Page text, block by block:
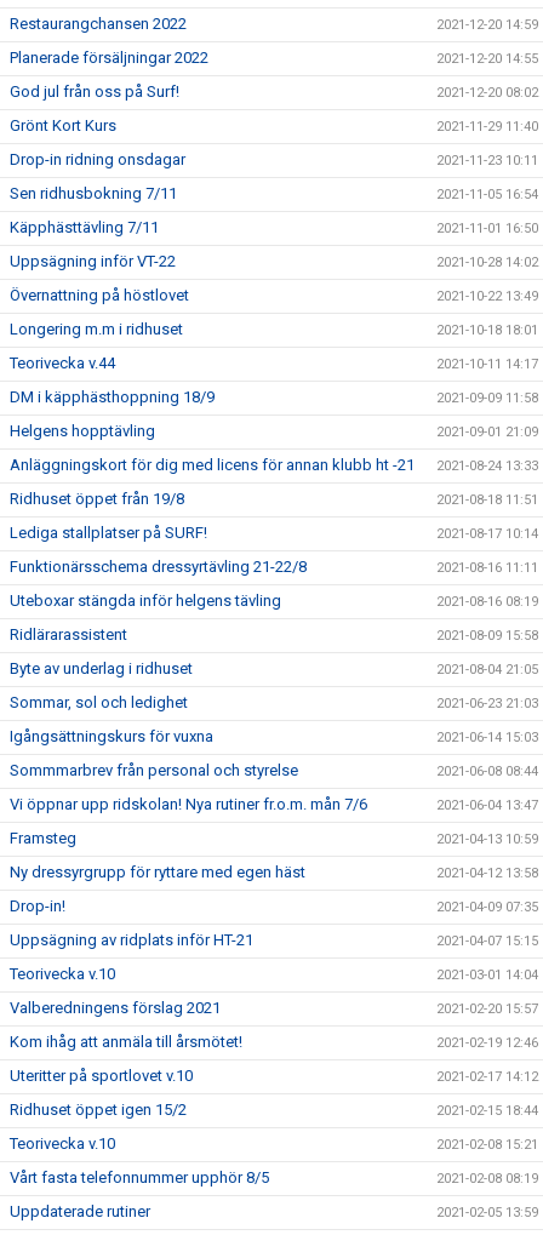
Restaurangchansen 2022 2021-12-20 14:59
Planerade försäljningar 2022 2021-12-20 14:55
God jul från oss på Surf! 2021-12-20 08:02
Grönt Kort Kurs 2021-11-29 11:40
Drop-in ridning onsdagar 2021-11-23 10:11
Sen ridhusbokning 7/11 2021-11-05 16:54
Käpphästtävling 7/11 2021-11-01 16:50
Uppsägning inför VT-22 2021-10-28 14:02
Övernattning på höstlovet 2021-10-22 13:49
Longering m.m i ridhuset 2021-10-18 18:01
Teorivecka v.44 2021-10-11 14:17
DM i käpphästhoppning 18/9 2021-09-09 11:58
Helgens hopptävling 2021-09-01 21:09
Anläggningskort för dig med licens för annan klubb ht -21 2021-08-24 13:33
Ridhuset öppet från 19/8 2021-08-18 11:51
Lediga stallplatser på SURF! 2021-08-17 10:14
Funktionärsschema dressyrtävling 21-22/8 2021-08-16 11:11
Uteboxar stängda inför helgens tävling 2021-08-16 08:19
Ridlärarassistent 2021-08-09 15:58
Byte av underlag i ridhuset 2021-08-04 21:05
Sommar, sol och ledighet 2021-06-23 21:03
Igångsättningskurs för vuxna 2021-06-14 15:03
Sommmarbrev från personal och styrelse 2021-06-08 08:44
Vi öppnar upp ridskolan! Nya rutiner fr.o.m. mån 7/6 2021-06-04 13:47
Framsteg 2021-04-13 10:59
Ny dressyrgrupp för ryttare med egen häst 2021-04-12 13:58
Drop-in! 2021-04-09 07:35
Uppsägning av ridplats inför HT-21 2021-04-07 15:15
Teorivecka v.10 2021-03-01 14:04
Valberedningens förslag 2021 2021-02-20 15:57
Kom ihåg att anmäla till årsmötet! 2021-02-19 12:46
Uteritter på sportlovet v.10 2021-02-17 14:12
Ridhuset öppet igen 15/2 2021-02-15 18:44
Teorivecka v.10 2021-02-08 15:21
Vårt fasta telefonnummer upphör 8/5 2021-02-08 08:19
Uppdaterade rutiner 2021-02-05 13:59